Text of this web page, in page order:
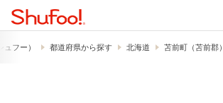
フー） 都道府県から探す 北海道 苫前町（苫前郡）